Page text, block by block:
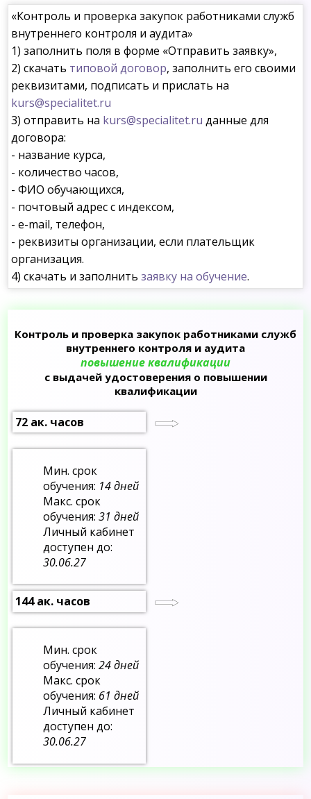
«Контроль и проверка закупок работниками служб
внутреннего контроля и аудита»
1) заполнить поля в форме «Отправить заявку»,
2) скачать типовой договор, заполнить его своими
реквизитами, подписать и прислать на
kurs@specialitet.ru
3) отправить на kurs@specialitet.ru данные для
договора:
- название курса,
- количество часов,
- ФИО обучающихся,
- почтовый адрес с индексом,
- e-mail, телефон,
- реквизиты организации, если плательщик
организация.
4) скачать и заполнитьзаявку на обучение.
Контроль и проверка закупок работниками служб
внутреннего контроля и аудита
повышение квалификации
с выдачей удостоверения о повышении
квалификации
72 ак. часов
Мин. срок
обучения: 14 дней
Макс. срок
обучения:31 дней
Личный кабинет
доступен до:
30.06.27
144 ак. часов
Мин. срок
обучения:24 дней
Макс. срок
обучения: 61 дней
Личный кабинет
доступен до:
30.06.27